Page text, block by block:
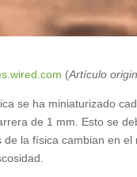
(Artículo
se ha miniaturizado
de 1 mm. Esto se
de la física cambian en